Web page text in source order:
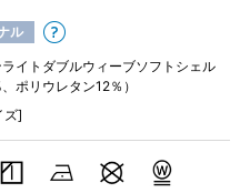
ル
イトダブルウィーブソフトシェル
ポリウレタン12％）
ズ]